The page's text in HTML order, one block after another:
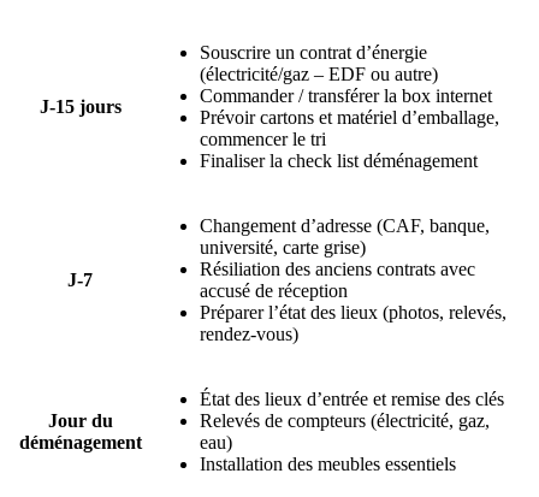
J-15 jours
Souscrire un contrat d’énergie
(électricité/gaz – EDF ou autre)
Commander / transférer la box internet
Prévoir cartons et matériel d’emballage,
commencer le tri
Finaliser la check list déménagement
J-7
Changement d’adresse (CAF, banque,
université, carte grise)
Résiliation des anciens contrats avec
accusé de réception
Préparer l’état des lieux (photos, relevés,
rendez-vous)
Jour du
déménagement
État des lieux d’entrée et remise des clés
Relevés de compteurs (électricité, gaz,
eau)
Installation des meubles essentiels